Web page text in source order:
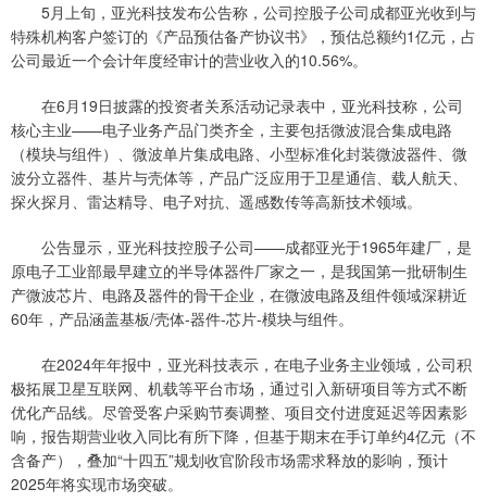
5月上旬，亚光科技发布公告称，公司控股子公司成都亚光收到与
特殊机构客户签订的《产品预估备产协议书》，预估总额约1亿元，占
公司最近一个会计年度经审计的营业收入的10.56%。
在6月19日披露的投资者关系活动记录表中，亚光科技称，公司
核心主业——电子业务产品门类齐全，主要包括微波混合集成电路
（模块与组件）、微波单片集成电路、小型标准化封装微波器件、微
波分立器件、基片与壳体等，产品广泛应用于卫星通信、载人航天、
探火探月、雷达精导、电子对抗、遥感数传等高新技术领域。
公告显示，亚光科技控股子公司——成都亚光于1965年建厂，是
原电子工业部最早建立的半导体器件厂家之一，是我国第一批研制生
产微波芯片、电路及器件的骨干企业，在微波电路及组件领域深耕近
60年，产品涵盖基板/壳体-器件-芯片-模块与组件。
在2024年年报中，亚光科技表示，在电子业务主业领域，公司积
极拓展卫星互联网、机载等平台市场，通过引入新研项目等方式不断
优化产品线。尽管受客户采购节奏调整、项目交付进度延迟等因素影
响，报告期营业收入同比有所下降，但基于期末在手订单约4亿元（不
含备产），叠加“十四五”规划收官阶段市场需求释放的影响，预计
2025年将实现市场突破。